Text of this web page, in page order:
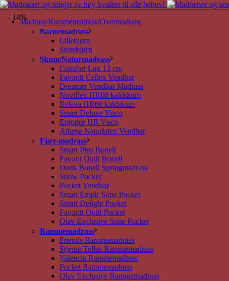
Madrass/Rammemadrass/Overmadrass
Barnemadrass
Lillebjørn
Storebjørn
Skum/Naturmadrass
Comfort Lux 13 cm
Favoritt Cellex Vendbar
Dreamer Vendbar Madrass
Noviflex HR60 kaldskum
Relaxa HR60 kaldskum
Smart Deluxe Visco
Ergopur HR Visco
Athena Naturlatex Vendbar
Fjær-madrass
Smart Plus Bonell
Favorit Quilt Bonell
Doris Bonell Springmadrass
Snow Pocket
Pocket Vendbar
Smart Empir Sone Pocket
Smart Delight Pocket
Favoritt Quilt Pocket
Olav Exclusive Sone Pocket
Rammemadrass
Friends Rammemadrass
Stjerne Tellus Rammemadrass
Valencia Rammemadrass
Pocket Rammemadrass
Olav Exclusive Rammemadrass
- 14%